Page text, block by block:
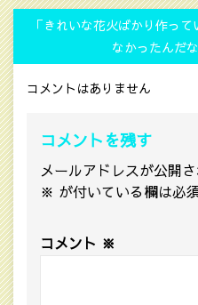
「きれいな花火ばかり作っ
なかったんだ
コメントはありません
コメントを残す
メールアドレスが公開
※ が付いている欄は必
コメント ※